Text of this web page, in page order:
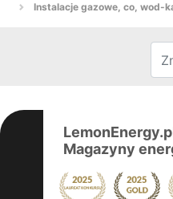
Instalacje gazowe, co, wod-
Magazyny